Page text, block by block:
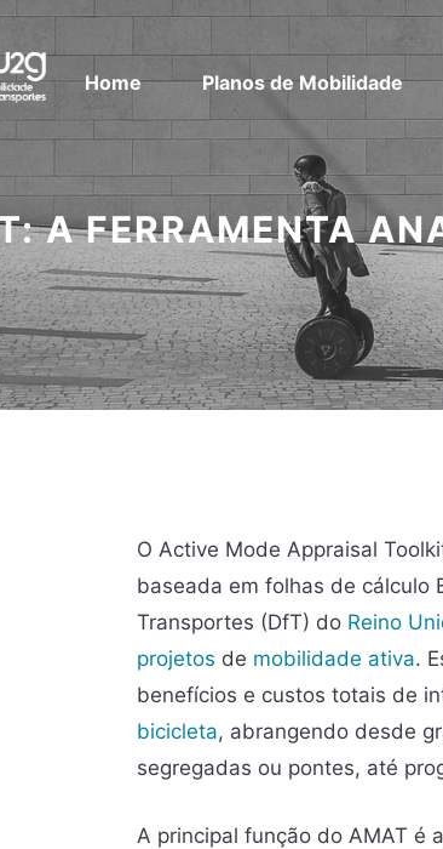
Home Planos de Mobilidade
A FERRAMENTA
O Active Mode Appraisal
baseada em folhas de cálculo
Transportes (DfT) do Reino
projetos de mobilidade ativa.
benefícios e custos totais de
bicicleta, abrangendo desde
segregadas ou pontes, até
A principal função do AMAT é